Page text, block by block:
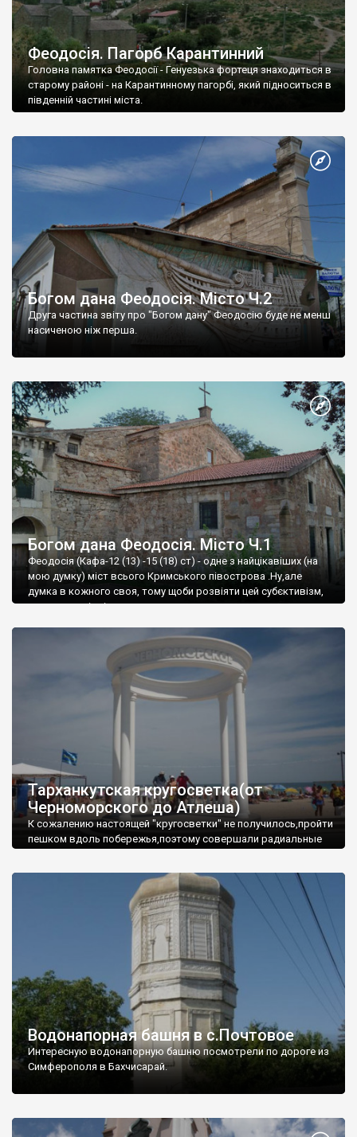
Феодосія. Пагорб Карантинний
Головна памятка Феодосії - Генуезька фортеця знаходиться в
старому районі - на Карантинному пагорбі, який підноситься в
південній частині міста.
Богом дана Феодосія. Місто Ч.2
Друга частина звіту про "Богом дану" Феодосію буде не менш
насиченою ніж перша.
Богом дана Феодосія. Місто Ч.1
Феодосія (Кафа-12 (13) -15 (18) ст) - одне з найцікавіших (на
мою думку) міст всього Кримського півострова .Ну,але
думка в кожного своя, тому щоби розвіяти цей субєктивізм,
запрошую відвідати це
Тарханкутская кругосветка(от
Черноморского до Атлеша)
К сожалению настоящей "кругосветки" не получилось,пройти
пешком вдоль побережья,поэтому совершали радиальные
Водонапорная башня в с.Почтовое
Интересную водонапорную башню посмотрели по дороге из
Симферополя в Бахчисарай.